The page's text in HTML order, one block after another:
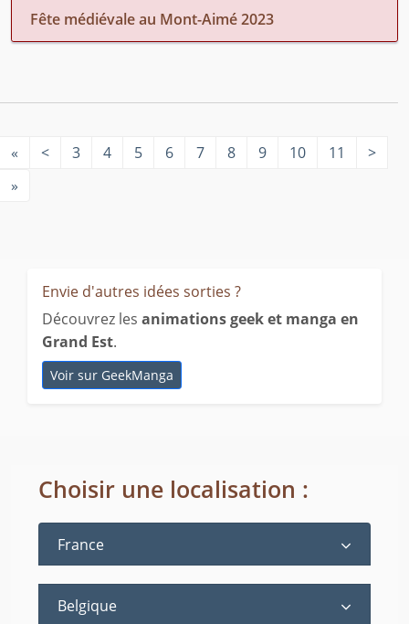
Fête médiévale au Mont-Aimé 2023
« < 3 4 5 6 7 8 9 10 11
>
»
Envie d'autres idées sorties ?
Découvrez les animations geek et manga en
Grand Est.
Voir sur GeekManga
Choisir une localisation :
France
Belgique